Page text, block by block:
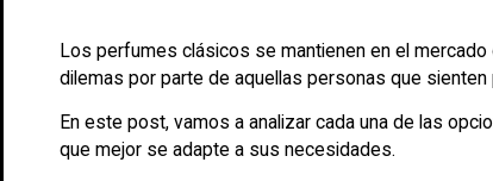
Los perfumes clásicos se mantienen en el
dilemas por parte de aquellas personas que
En este post, vamos a analizar cada una de las
que mejor se adapte a sus necesidades.